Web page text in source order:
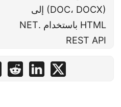
(DOC، DOCX) إلى
HTML باستخدام .NET
REST API